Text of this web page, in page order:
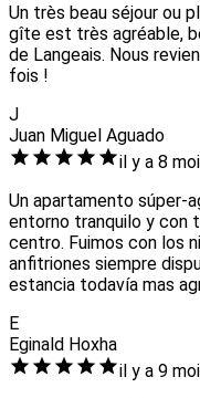
Un très beau séjour ou
gîte est très agréable,
de Langeais. Nous
fois !
J
Juan Miguel Aguado
il y a 8
Un apartamento súper-
entorno tranquilo y con
centro. Fuimos con los
anfitriones siempre
estancia todavía mas
E
Eginald Hoxha
il y a 9